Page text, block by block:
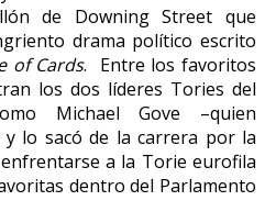
de Downing Street que
drama político escrito
of Cards. Entre los favoritos
los dos líderes Tories del
Michael Gove –quien
lo sacó de la carrera por la
a la Torie eurofila
dentro del Parlamento